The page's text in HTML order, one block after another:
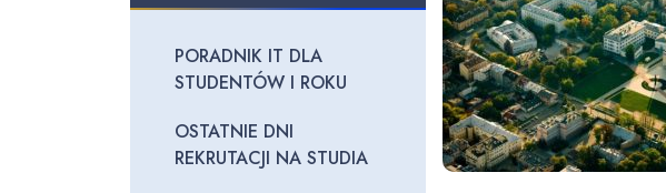
PORADNIK IT DLA
STUDENTÓW I ROKU
OSTATNIE DNI
REKRUTACJI NA STUDIA